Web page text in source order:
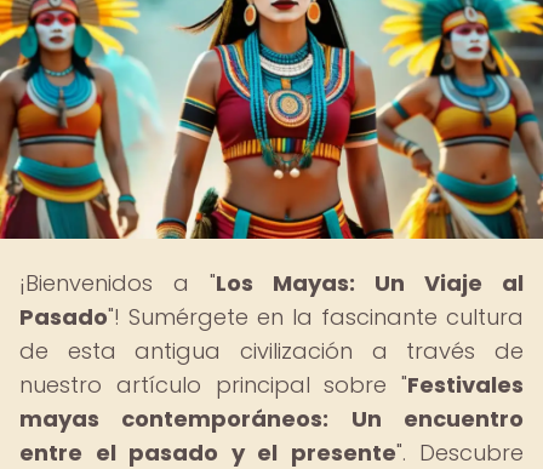
¡Bienvenidos a "Los Mayas: Un Viaje al
Pasado"! Sumérgete en la fascinante cultura
de esta antigua civilización a través de
nuestro artículo principal sobre "Festivales
mayas contemporáneos: Un encuentro
entre el pasado y el presente". Descubre